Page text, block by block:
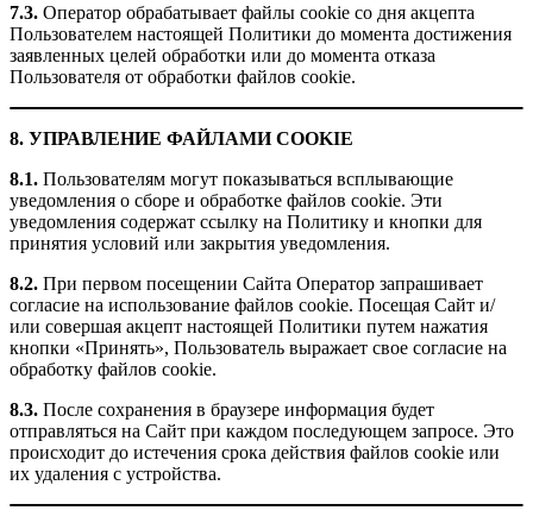
7.3. Оператор обрабатывает файлы cookie со дня акцепта
Пользователем настоящей Политики до момента достижения
заявленных целей обработки или до момента отказа
Пользователя от обработки файлов cookie.
8. УПРАВЛЕНИЕ ФАЙЛАМИ COOKIE
8.1. Пользователям могут показываться всплывающие
уведомления о сборе и обработке файлов cookie. Эти
уведомления содержат ссылку на Политику и кнопки для
принятия условий или закрытия уведомления.
8.2. При первом посещении Сайта Оператор запрашивает
согласие на использование файлов cookie. Посещая Сайт и/
или совершая акцепт настоящей Политики путем нажатия
кнопки «Принять», Пользователь выражает свое согласие на
обработку файлов cookie.
8.3. После сохранения в браузере информация будет
отправляться на Сайт при каждом последующем запросе. Это
происходит до истечения срока действия файлов cookie или
их удаления с устройства.